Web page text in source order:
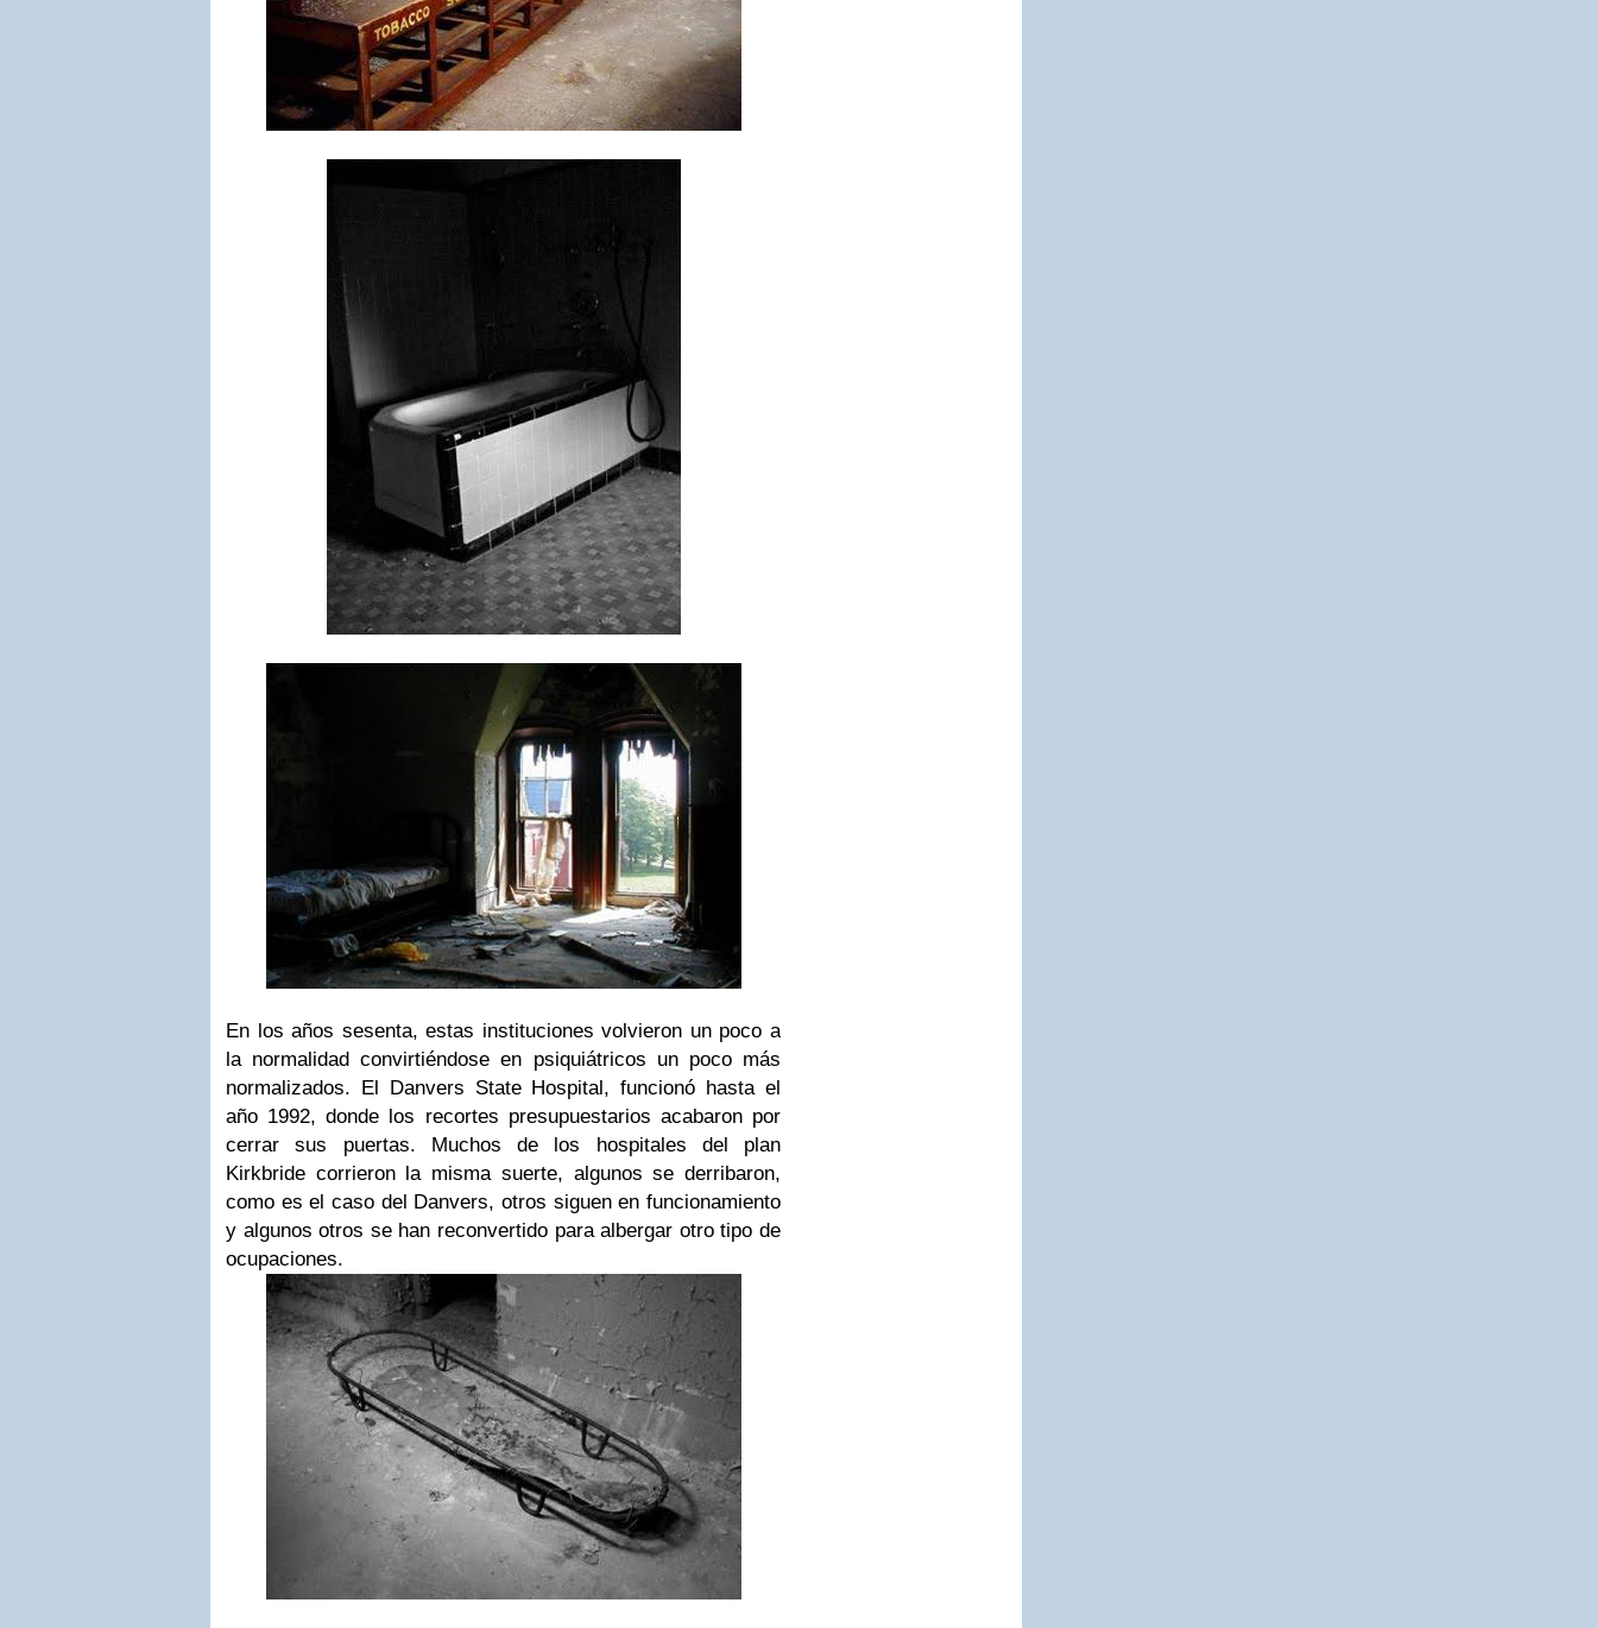
En los años sesenta, estas instituciones volvieron un poco a
la normalidad convirtiéndose en psiquiátricos un poco más
normalizados. El Danvers State Hospital, funcionó hasta el
año 1992, donde los recortes presupuestarios acabaron por
cerrar sus puertas. Muchos de los hospitales del plan
Kirkbride corrieron la misma suerte, algunos se derribaron,
como es el caso del Danvers, otros siguen en funcionamiento
y algunos otros se han reconvertido para albergar otro tipo de
ocupaciones.